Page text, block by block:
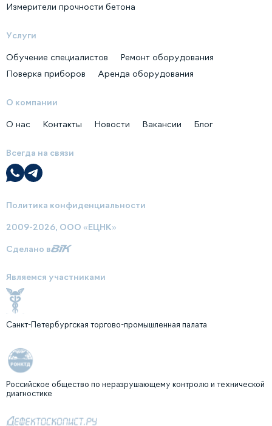
Измерители прочности бетона
Услуги
Обучение специалистов
Ремонт оборудования
Поверка приборов
Аренда оборудования
О компании
О нас Контакты Новости Вакансии Блог
Всегда на связи
Политика конфиденциальности
2009-2026, ООО «ЕЦНК»
Сделано в
Являемся участниками
Санкт-Петербургская торгово-промышленная палата
Российское общество по неразрушающему контролю и технической
диагностике